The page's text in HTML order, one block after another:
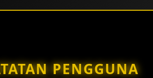
PENGGUNA